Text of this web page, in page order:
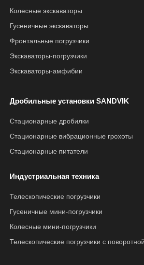
Колесные экскаваторы
Гусеничные экскаваторы
Фронтальные погрузчики
Экскаваторы-погрузчики
Экскаваторы-амфибии
Дробильные установки SANDVIK
Стационарные дробилки
Стационарные вибрационные грохоты
Стационарные питатели
Индустриальная техника
Телескопические погрузчики
Гусеничные мини-погрузчики
Колесные мини-погрузчики
Телескопические погрузчики с